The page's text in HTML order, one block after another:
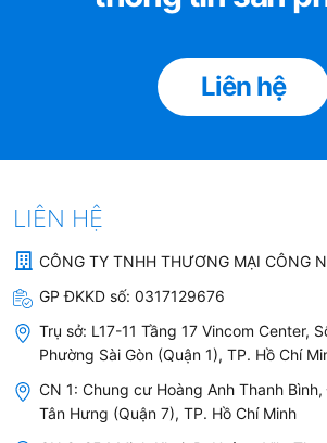
đi qua lõi lọc nhờ các lỗ nhỏ li ti trong
Bề mặt phân tử than sẽ thu
tạp chất hòa tan trong nước và giữ
Thời gian thay Lõi Lọc Thô
AP055T
Liên hệ
LIÊN HỆ
CÔNG TY TNHH THƯƠNG MẠI CÔNG
GP ĐKKD số: 0317129676
Trụ sở: L17-11 Tầng 17 Vincom Center,
Phường Sài Gòn (Quận 1), TP. Hồ Chí
CN 1: Chung cư Hoàng Anh Thanh
Tân Hưng (Quận 7), TP. Hồ Chí Minh